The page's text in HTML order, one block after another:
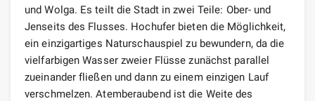
und Wolga. Es teilt die Stadt in zwei Teile: Ober- und
Jenseits des Flusses. Hochufer bieten die Möglichkeit,
ein einzigartiges Naturschauspiel zu bewundern, da die
vielfarbigen Wasser zweier Flüsse zunächst parallel
zueinander fließen und dann zu einem einzigen Lauf
verschmelzen. Atemberaubend ist die Weite des